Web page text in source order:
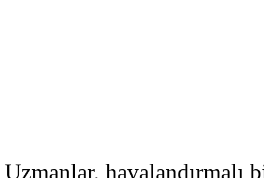
Uzmanlar, havalandırmalı